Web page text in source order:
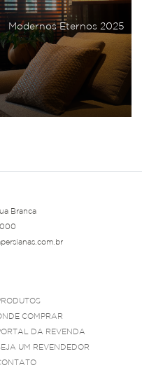
Modernos Eternos 2025
Branca
000
COMPRAR
DA REVENDA
UM REVENDEDOR